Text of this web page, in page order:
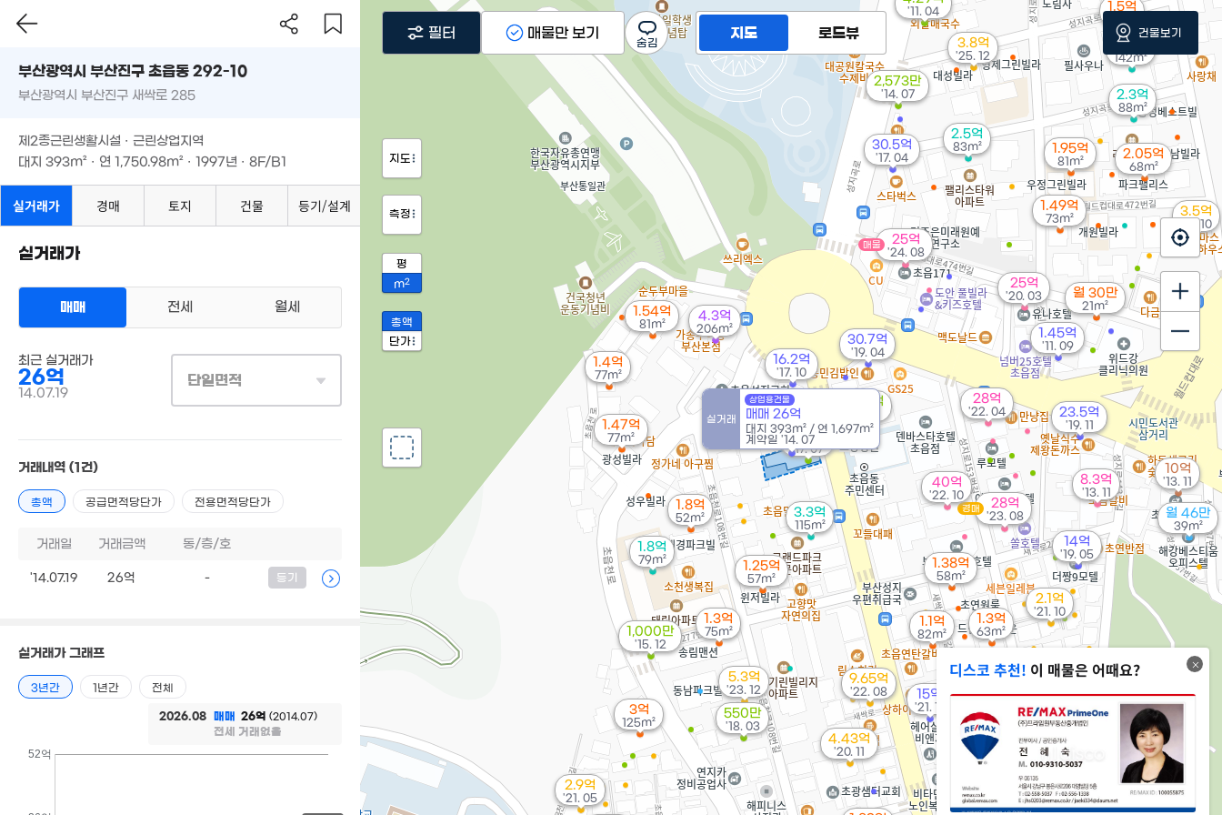
28억
'23. 08
경매 월 46만
39m²
2.05억
68m²
1.5억
2.33억
107m²
월 30만
21m²
3.8억
'25. 12
25억
'24. 08
매물
3.3억
115m²
2.3억
88m²
1.3억
63m²
3.04억
'24. 12
1.1억
82m²
1.3억
75m²
1.49억
73m²
1.8억
79m²
5.3억
'23. 12
1.95억
81m²
2.5억
83m²
1.38억
58m²
1.53억
40억
'22. 10
9.65억
'22. 08
28억
'22. 04
4.3억
206m²
15억
'21. 11
2.1억
'21. 10
1.4억
77m²
45억
'21. 09
3.2억
142m²
2.9억
'21. 05
1.8억
52m²
3억
125m²
4.43억
'20. 11
25억
'20. 03
23.5억
'19. 11
14억
'19. 05
30.7억
'19. 04
1.47억
77m²
3.5억
'18. 10
550만
'18. 03
16.2억
'17. 10
4.62억
340만
'17. 07
1.25억
57m²
1.54억
81m²
30.5억
'17. 04
1.5억
107m²
1,000만
'15. 12
2,573만
'14. 07
실거래
상업용건물
매매 26억
대지 393m² / 연 1,697m²
계약일 '14. 07
10억
'13. 11
8.3억
'13. 11
1.45억
'11. 09
'11. 04
디스코 추천! 이 매물은 어때요?
지도 로드뷰
지도
측정
평
m2
총액
단가
필터 매물만 보기 건물보기
부산광역시 부산진구 초읍동 292-10
부산광역시 부산진구 새싹로 285
제2종근린생활시설 · 근린상업지역
대지 393m² · 연 1,750.98m² · 1997년 · 8F/B1
실거래가 경매 토지 건물 등기/설계
실거래가
매매 전세 월세
최근 실거래가
26억
14.07.19
단일면적
거래내역 (1건)
총액 공급면적당단가 전용면적당단가
거래일 거래금액 동/층/호
'14.07.19 26억 - 등기
실거래가 그래프
3년간 1년간 전체
2026.08 매매 26억 (2014.07)
전세 거래없음
52억